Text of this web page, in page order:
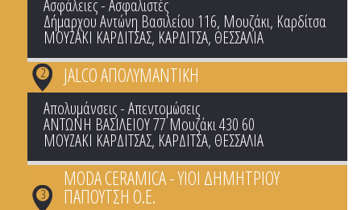
Ασφάλειες - Ασφαλιστές
Δήμαρχου Αντώνη Βασιλείου 116, Μουζάκι, Καρδίτσα
ΜΟΥΖΑΚΙ ΚΑΡΔΙΤΣΑΣ, ΚΑΡΔΙΤΣΑ, ΘΕΣΣΑΛΙΑ
JALCO ΑΠΟΛΥΜΑΝΤΙΚΗ
2
Απολυμάνσεις - Απεντομώσεις
ΑΝΤΩΝΗ ΒΑΣΙΛΕΙΟΥ 77 Μουζάκι 430 60
ΜΟΥΖΑΚΙ ΚΑΡΔΙΤΣΑΣ, ΚΑΡΔΙΤΣΑ, ΘΕΣΣΑΛΙΑ
MODA CERAMICA - ΥΙΟΙ ΔΗΜΗΤΡΙΟΥ
ΠΑΠΟΥΤΣΗ Ο.Ε.
3